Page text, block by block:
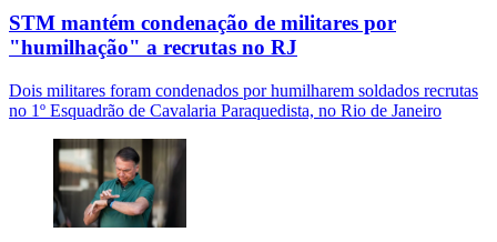
STM mantém condenação de militares por
"humilhação" a recrutas no RJ
Dois militares foram condenados por humilharem soldados recrutas
no 1º Esquadrão de Cavalaria Paraquedista, no Rio de Janeiro